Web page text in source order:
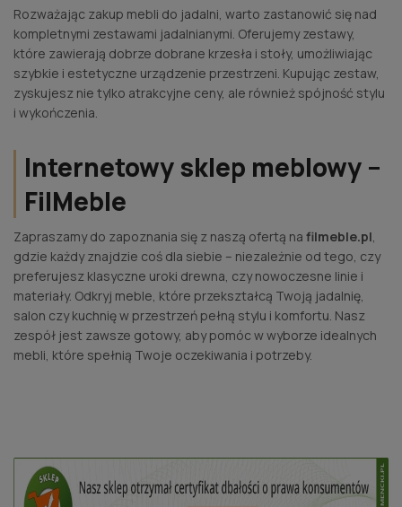
Rozważając zakup mebli do jadalni, warto zastanowić się nad
kompletnymi zestawami jadalnianymi. Oferujemy zestawy,
które zawierają dobrze dobrane krzesła i stoły, umożliwiając
szybkie i estetyczne urządzenie przestrzeni. Kupując zestaw,
zyskujesz nie tylko atrakcyjne ceny, ale również spójność stylu
i wykończenia.
Internetowy sklep meblowy –
FilMeble
Zapraszamy do zapoznania się z naszą ofertą na filmeble.pl,
gdzie każdy znajdzie coś dla siebie – niezależnie od tego, czy
preferujesz klasyczne uroki drewna, czy nowoczesne linie i
materiały. Odkryj meble, które przekształcą Twoją jadalnię,
salon czy kuchnię w przestrzeń pełną stylu i komfortu. Nasz
zespół jest zawsze gotowy, aby pomóc w wyborze idealnych
mebli, które spełnią Twoje oczekiwania i potrzeby.